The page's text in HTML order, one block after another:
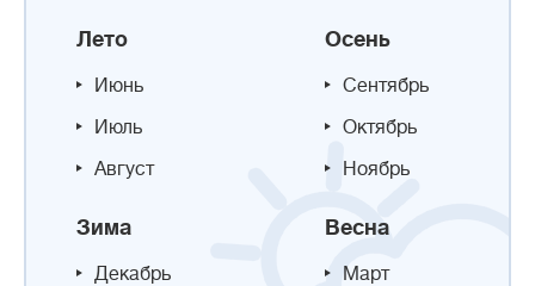
Лето
Июнь
Июль
Август
Осень
Сентябрь
Октябрь
Ноябрь
Зима
Декабрь
Весна
Март